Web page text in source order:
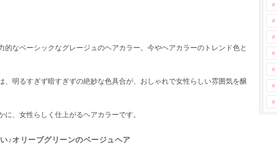
的なベーシックなグレージュのヘアカラー。今やヘアカラーのトレンド色と
、明るすぎず暗すぎずの絶妙な色具合が、おしゃれで女性らしい雰囲気を醸
に、女性らしく仕上がるヘアカラーです。
♪オリーブグリーンのベージュヘア